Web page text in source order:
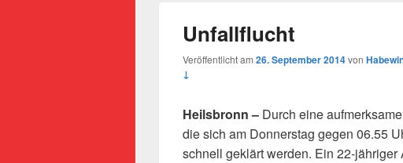
Unfallflucht
Veröffentlicht am 26. September 2014von
↓
Heilsbronn – Durch eine
die sich am Donnerstag gegen 06.55
schnell geklärt werden. Ein 22-